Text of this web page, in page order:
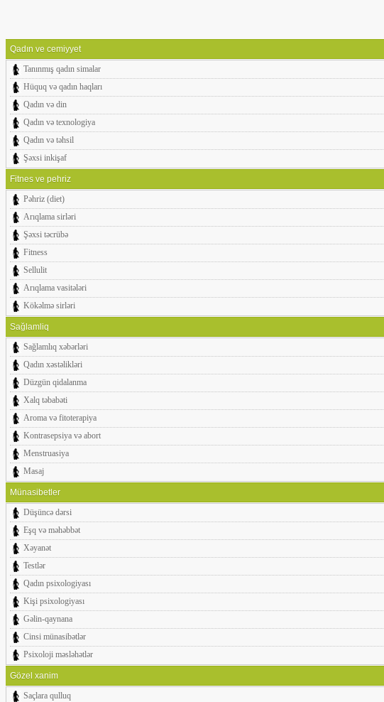
Qadın ve cemiyyet
Tanınmış qadın simalar
Hüquq və qadın haqları
Qadın və din
Qadın və texnologiya
Qadın və təhsil
Şəxsi inkişaf
Fitnes ve pehriz
Pəhriz (diet)
Arıqlama sirləri
Şəxsi təcrübə
Fitness
Sellulit
Arıqlama vasitələri
Kökəlmə sirləri
Sağlamliq
Sağlamlıq xəbərləri
Qadın xəstəlikləri
Düzgün qidalanma
Xalq təbabəti
Aroma və fitoterapiya
Kontrasepsiya və abort
Menstruasiya
Masaj
Münasibetler
Düşüncə dərsi
Eşq və məhəbbət
Xəyanət
Testlər
Qadın psixologiyası
Kişi psixologiyası
Gəlin-qaynana
Cinsi münasibətlər
Psixoloji məsləhətlər
Gözel xanim
Saçlara qulluq